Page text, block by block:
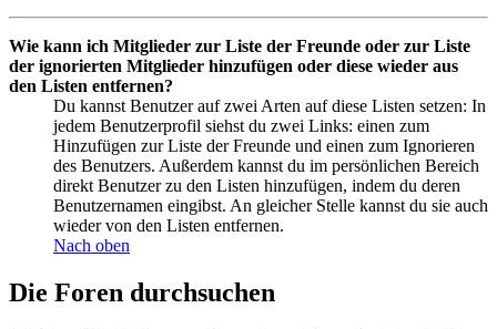
Wie kann ich Mitglieder zur Liste der Freunde oder zur Liste
der ignorierten Mitglieder hinzufügen oder diese wieder aus
den Listen entfernen?
Du kannst Benutzer auf zwei Arten auf diese Listen setzen: In
jedem Benutzerprofil siehst du zwei Links: einen zum
Hinzufügen zur Liste der Freunde und einen zum Ignorieren
des Benutzers. Außerdem kannst du im persönlichen Bereich
direkt Benutzer zu den Listen hinzufügen, indem du deren
Benutzernamen eingibst. An gleicher Stelle kannst du sie auch
wieder von den Listen entfernen.
Nach oben
Die Foren durchsuchen